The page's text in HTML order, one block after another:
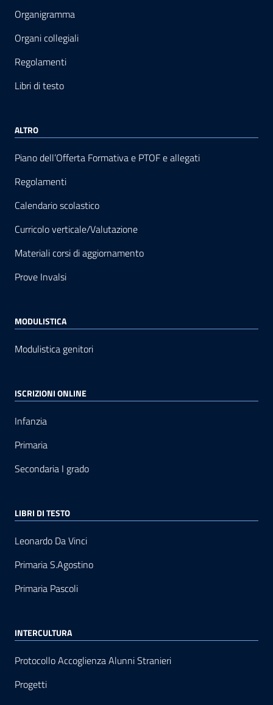
Organigramma
Organi collegiali
Regolamenti
Libri di testo
ALTRO
Piano dell’Offerta Formativa e PTOF e allegati
Regolamenti
Calendario scolastico
Curricolo verticale/Valutazione
Materiali corsi di aggiornamento
Prove Invalsi
MODULISTICA
Modulistica genitori
ISCRIZIONI ONLINE
Infanzia
Primaria
Secondaria I grado
LIBRI DI TESTO
Leonardo Da Vinci
Primaria S.Agostino
Primaria Pascoli
INTERCULTURA
Protocollo Accoglienza Alunni Stranieri
Progetti